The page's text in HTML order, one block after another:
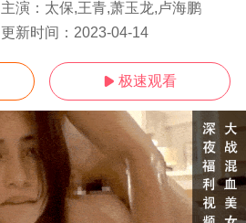
主演： 太保,王青,萧玉龙,卢海鹏
更新时间： 2023-04-14
 极速观看